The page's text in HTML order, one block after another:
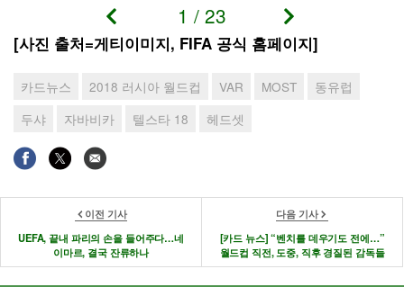
1 / 23
[사진 출처=게티이미지, FIFA 공식 홈페이지]
카드뉴스 2018 러시아 월드컵 VAR MOST
동유럽
두샤
자바비카 텔스타 18 헤드셋
이전 기사
UEFA, 끝내 파리의 손을 들어주다…네
이마르, 결국 잔류하나
다음 기사
[카드 뉴스] “벤치를 데우기도 전에…”
월드컵 직전, 도중, 직후 경질된 감독들